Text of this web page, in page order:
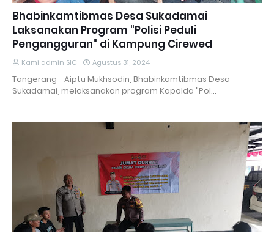
Bhabinkamtibmas Desa Sukadamai
Laksanakan Program "Polisi Peduli
Pengangguran" di Kampung Cirewed
Kami admin SIC Agustus 31, 2024
Tangerang - Aiptu Mukhsodin, Bhabinkamtibmas Desa
Sukadamai, melaksanakan program Kapolda "Pol…